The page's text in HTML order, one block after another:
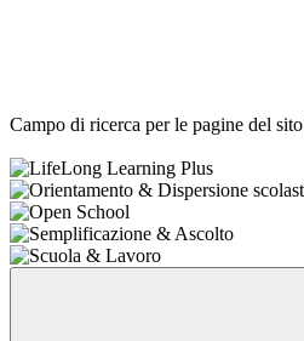
Campo di ricerca per le pagine del sito